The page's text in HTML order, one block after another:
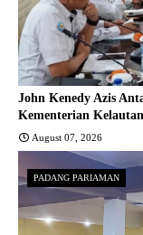
John Kenedy Azis
Kementerian
August 07, 2026
PADANG PARIAMAN